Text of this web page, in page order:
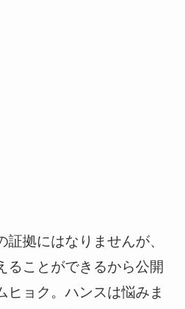
証拠にはなりませんが、
ることができるから公開
ヒョク。ハンスは悩みま